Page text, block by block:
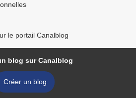
le portail Canalblog
blog sur Canalblog
Créer un blog